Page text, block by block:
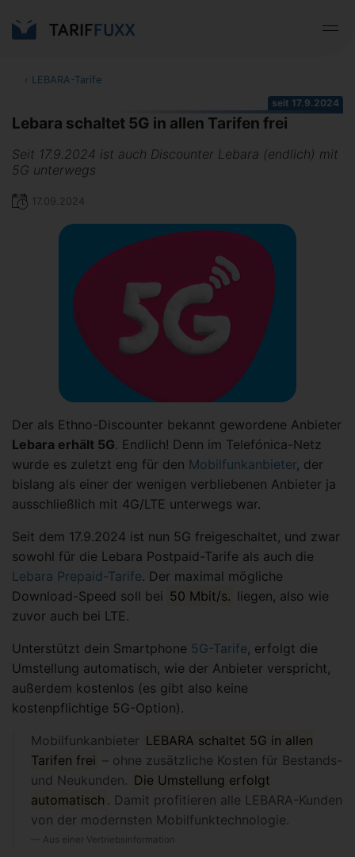
‹ LEBARA-Tarife
seit 17.9.2024
Lebara schaltet 5G in allen Tarifen frei
Seit 17.9.2024 ist auch Discounter Lebara (endlich) mit
5G unterwegs
17.09.2024
Der als Ethno-Discounter bekannt gewordene Anbieter
Lebara erhält 5G. Endlich! Denn im Telefónica-Netz
wurde es zuletzt eng für den Mobilfunkanbieter, der
bislang als einer der wenigen verbliebenen Anbieter ja
ausschließlich mit 4G/LTE unterwegs war.
Seit dem 17.9.2024 ist nun 5G freigeschaltet, und zwar
sowohl für die Lebara Postpaid-Tarife als auch die
Lebara Prepaid-Tarife. Der maximal mögliche
Download-Speed soll bei 50 Mbit/s. liegen, also wie
zuvor auch bei LTE.
Unterstützt dein Smartphone 5G-Tarife, erfolgt die
Umstellung automatisch, wie der Anbieter verspricht,
außerdem kostenlos (es gibt also keine
kostenpflichtige 5G-Option).
Mobilfunkanbieter LEBARA schaltet 5G in allen
Tarifen frei
– ohne zusätzliche Kosten für Bestands-
und Neukunden. Die Umstellung erfolgt
automatisch . Damit profitieren alle LEBARA-Kunden
von der modernsten Mobilfunktechnologie.
Aus einer Vertriebsinformation